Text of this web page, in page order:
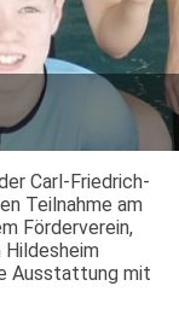
Carl-Friedrich-
Teilnahme am
Förderverein,
Ausstattung mit